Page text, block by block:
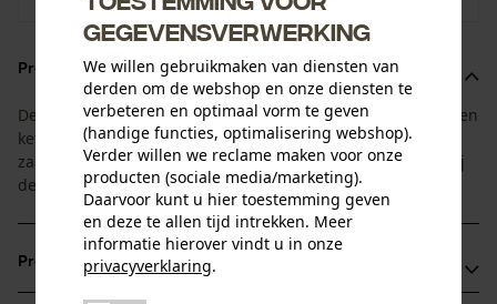
Productomschrijving
Deze voordeelsets zijn afgestemd op de standtijd van blad en
ketting. U ontvangt 1 zaagblad met 4 bijpassende
zaagkettingen. Zo heeft u altijd een vervangende ketting bij
de hand.
Productvoordelen
gegevensverwerking
We willen gebruikmaken van diensten van
derden om de webshop en onze diensten te
verbeteren en optimaal vorm te geven
(handige functies, optimalisering webshop).
Verder willen we reclame maken voor onze
producten (sociale media/marketing).
Daarvoor kunt u hier toestemming geven
en deze te allen tijd intrekken. Meer
informatie hierover vindt u in onze
privacyverklaring.